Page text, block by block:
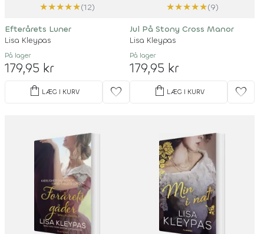
★★★★★(12)
Efterårets Luner
Lisa Kleypas
På lager
179,95 kr
shopping_bag LÆG I KURV favorite
★★★★★(9)
Jul På Stony Cross Manor
Lisa Kleypas
På lager
179,95 kr
shopping_bag LÆG I KURV favorite